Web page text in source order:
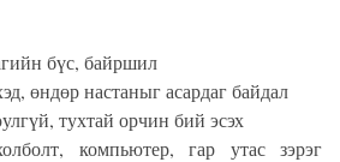
бүс, байршил
өндөр настаныг асардаг байдал
тухтай орчин бий эсэх
компьютер, гар утас зэрэг